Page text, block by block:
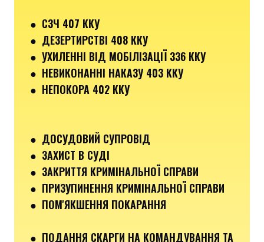
● СЗЧ 407 ККУ
● ДЕЗЕРТИРСТВІ 408 ККУ
● УХИЛЕННІ ВІД МОБІЛІЗАЦІЇ 336 ККУ
● НЕВИКОНАННІ НАКАЗУ 403 ККУ
● НЕПОКОРА 402 ККУ
● ДОСУДОВИЙ СУПРОВІД
● ЗАХИСТ В СУДІ
● ЗАКРИТТЯ КРИМІНАЛЬНОЇ СПРАВИ
● ПРИЗУПИНЕННЯ КРИМІНАЛЬНОЇ СПРАВИ
● ПОМ'ЯКШЕННЯ ПОКАРАННЯ
● ПОДАННЯ СКАРГИ НА КОМАНДУВАННЯ ТА